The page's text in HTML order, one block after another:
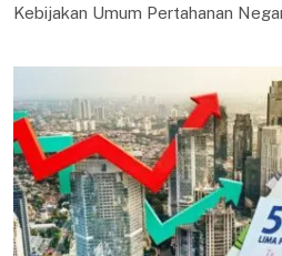
Kebijakan Umum Pertahanan